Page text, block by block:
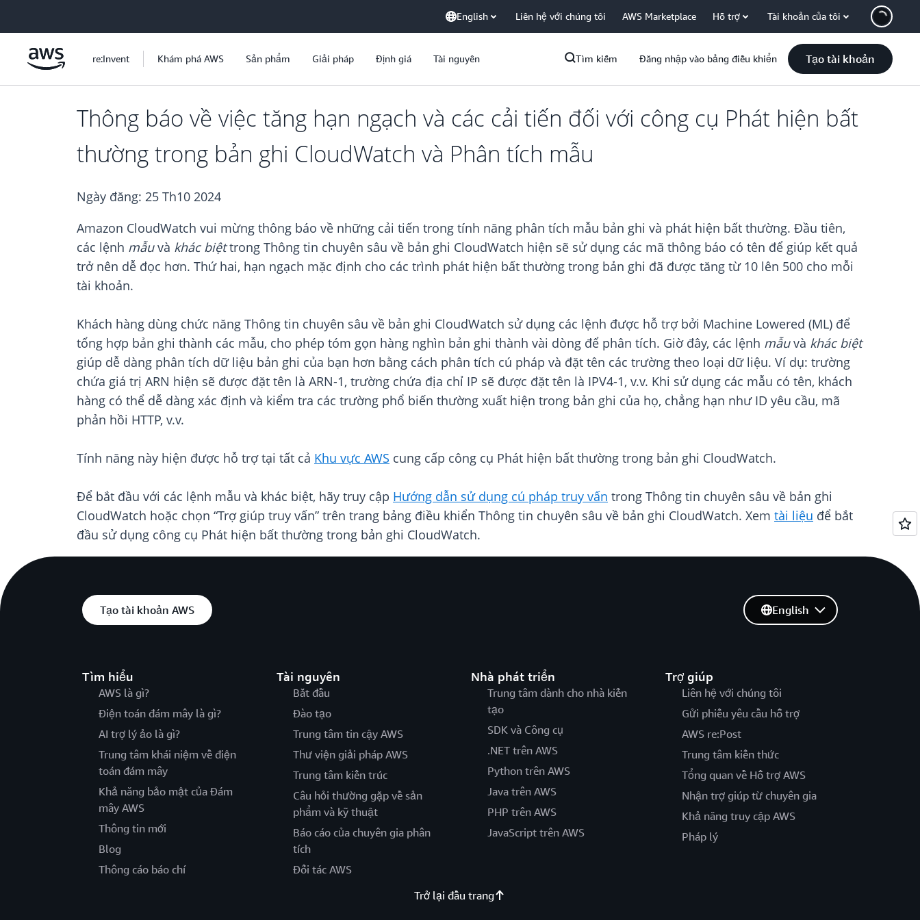
English Liên hệ với chúng tôi AWS Marketplace Hỗ trợ Tài khoản của tôi
re:Invent Khám phá AWS Sản phẩm Giải pháp Định giá Tài nguyên Tìm kiếm Đăng nhập vào bảng điều khiển Tạo tài khoản
Thông báo về việc tăng hạn ngạch và các cải tiến đối với công cụ Phát hiện bất
thường trong bản ghi CloudWatch và Phân tích mẫu
Ngày đăng: 25 Th10 2024
Amazon CloudWatch vui mừng thông báo về những cải tiến trong tính năng phân tích mẫu bản ghi và phát hiện bất thường. Đầu tiên,
các lệnh mẫuvà khác biệttrong Thông tin chuyên sâu về bản ghi CloudWatch hiện sẽ sử dụng các mã thông báo có tên để giúp kết quả
trở nên dễ đọc hơn. Thứ hai, hạn ngạch mặc định cho các trình phát hiện bất thường trong bản ghi đã được tăng từ 10 lên 500 cho mỗi
tài khoản.
Khách hàng dùng chức năng Thông tin chuyên sâu về bản ghi CloudWatch sử dụng các lệnh được hỗ trợ bởi Machine Lowered (ML) để
tổng hợp bản ghi thành các mẫu, cho phép tóm gọn hàng nghìn bản ghi thành vài dòng để phân tích. Giờ đây, các lệnh mẫuvà khác biệt
giúp dễ dàng phân tích dữ liệu bản ghi của bạn hơn bằng cách phân tích cú pháp và đặt tên các trường theo loại dữ liệu. Ví dụ: trường
chứa giá trị ARN hiện sẽ được đặt tên là ARN-1, trường chứa địa chỉ IP sẽ được đặt tên là IPV4-1, v.v. Khi sử dụng các mẫu có tên, khách
hàng có thể dễ dàng xác định và kiểm tra các trường phổ biến thường xuất hiện trong bản ghi của họ, chẳng hạn như ID yêu cầu, mã
phản hồi HTTP, v.v.
Tính năng này hiện được hỗ trợ tại tất cả Khu vực AWS cung cấp công cụ Phát hiện bất thường trong bản ghi CloudWatch.
Để bắt đầu với các lệnh mẫu và khác biệt, hãy truy cập Hướng dẫn sử dụng cú pháp truy vấn trong Thông tin chuyên sâu về bản ghi
CloudWatch hoặc chọn “Trợ giúp truy vấn” trên trang bảng điều khiển Thông tin chuyên sâu về bản ghi CloudWatch. Xem tài liệu để bắt
đầu sử dụng công cụ Phát hiện bất thường trong bản ghi CloudWatch.
Tạo tài khoản AWS
Tìm hiểu
AWS là gì?
Điện toán đám mây là gì?
AI trợ lý ảo là gì?
Trung tâm khái niệm về điện
toán đám mây
Khả năng bảo mật của Đám
mây AWS
Thông tin mới
Blog
Thông cáo báo chí
Tài nguyên
Bắt đầu
Đào tạo
Trung tâm tin cậy AWS
Thư viện giải pháp AWS
Trung tâm kiến trúc
Câu hỏi thường gặp về sản
phẩm và kỹ thuật
Báo cáo của chuyên gia phân
tích
Đối tác AWS
Nhà phát triển
Trung tâm dành cho nhà kiến
tạo
SDK và Công cụ
.NET trên AWS
Python trên AWS
Java trên AWS
PHP trên AWS
JavaScript trên AWS
Trợ giúp
Liên hệ với chúng tôi
Gửi phiếu yêu cầu hỗ trợ
AWS re:Post
Trung tâm kiến thức
Tổng quan về Hỗ trợ AWS
Nhận trợ giúp từ chuyên gia
Khả năng truy cập AWS
Pháp lý
English
Trở lại đầu trang